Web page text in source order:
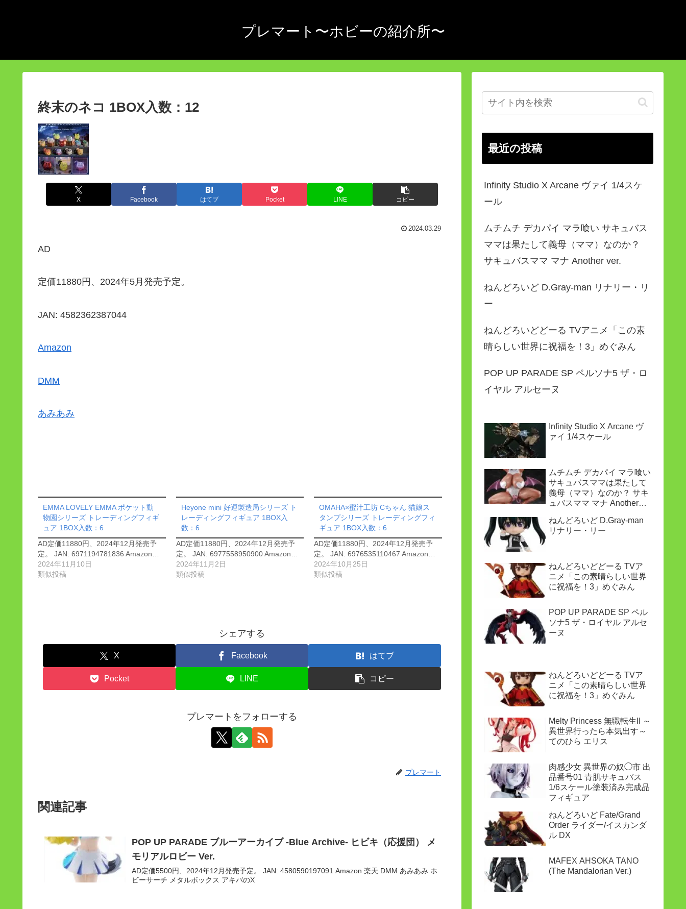
プレマート〜ホビーの紹介所〜
終末のネコ 1BOX入数：12
X Facebook はてブ Pocket LINE コピー
2024.03.29
AD
定価11880円、2024年5月発売予定。
JAN: 4582362387044
Amazon
DMM
あみあみ
EMMA LOVELY EMMA ポケット動
物園シリーズ トレーディングフィギ
ュア 1BOX入数：6
AD定価11880円、2024年12月発売予
定。 JAN: 6971194781836 Amazon…
2024年11月10日
類似投稿
Heyone mini 好運製造局シリーズ ト
レーディングフィギュア 1BOX入
数：6
AD定価11880円、2024年12月発売予
定。 JAN: 6977558950900 Amazon…
2024年11月2日
類似投稿
OMAHA×蜜汁工坊 Cちゃん 猫娘ス
タンプシリーズ トレーディングフィ
ギュア 1BOX入数：6
AD定価11880円、2024年12月発売予
定。 JAN: 6976535110467 Amazon…
2024年10月25日
類似投稿
シェアする
X Facebook はてブ
Pocket LINE コピー
プレマートをフォローする
プレマート
関連記事
POP UP PARADE ブルーアーカイブ -Blue Archive- ヒビキ（応援団） メ
モリアルロビー Ver.
AD定価5500円、2024年12月発売予定。 JAN: 4580590197091 Amazon 楽天 DMM あみあみ ホ
ビーサーチ メタルボックス アキバのX
最近の投稿
Infinity Studio X Arcane ヴァイ 1/4スケ
ール
ムチムチ デカパイ マラ喰い サキュバス
ママは果たして義母（ママ）なのか？
サキュバスママ マナ Another ver.
ねんどろいど D.Gray-man リナリー・リ
ー
ねんどろいどどーる TVアニメ「この素
晴らしい世界に祝福を！3」めぐみん
POP UP PARADE SP ペルソナ5 ザ・ロ
イヤル アルセーヌ
Infinity Studio X Arcane ヴ
ァイ 1/4スケール
ムチムチ デカパイ マラ喰い
サキュバスママは果たして
義母（ママ）なのか？ サキ
ュバスママ マナ Another
ねんどろいど D.Gray-man
リナリー・リー
ねんどろいどどーる TVア
ニメ「この素晴らしい世界
に祝福を！3」めぐみん
POP UP PARADE SP ペル
ソナ5 ザ・ロイヤル アルセ
ーヌ
ねんどろいどどーる TVア
ニメ「この素晴らしい世界
に祝福を！3」めぐみん
Melty Princess 無職転生II ～
異世界行ったら本気出す～
てのひら エリス
肉感少女 異世界の奴◯市 出
品番号01 青肌サキュバス
1/6スケール塗装済み完成品
フィギュア
ねんどろいど Fate/Grand
Order ライダー/イスカンダ
ル DX
MAFEX AHSOKA TANO
(The Mandalorian Ver.)